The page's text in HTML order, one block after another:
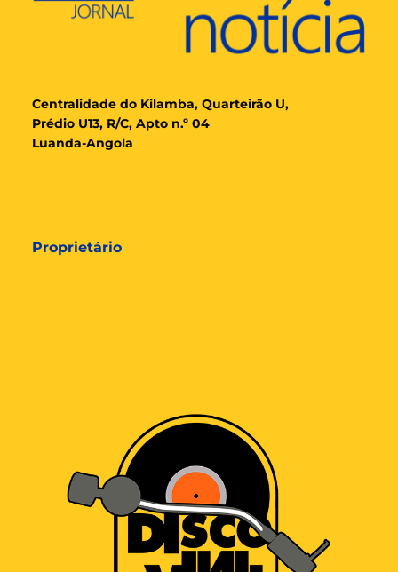
Centralidade do Kilamba, Quarteirão U,
Prédio U13, R/C, Apto n.º 04
Luanda-Angola
Proprietário